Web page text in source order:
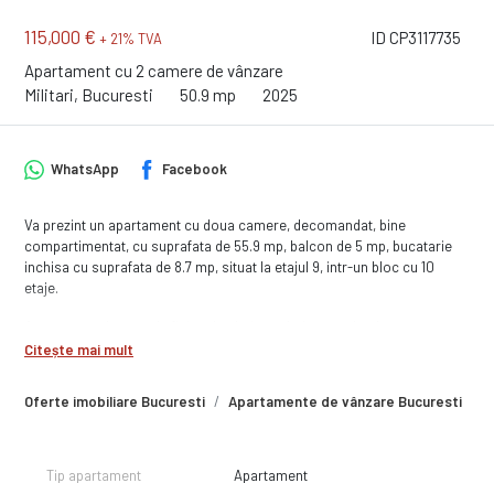
ID CP3117735
115,000 € + 21% TVA
Apartament cu 2 camere de vânzare
Militari, Bucuresti
50.9 mp 2025
Oferte imobiliare Bucuresti Apartamente de vânzare Bucuresti
WhatsApp Facebook
Va prezint un apartament cu doua camere, decomandat, bine
compartimentat, cu suprafata de 55.9 mp, balcon de 5 mp, bucatarie
inchisa cu suprafata de 8.7 mp, situat la etajul 9, intr-un bloc cu 10
etaje.
obiecte sanitare montate si bransat la toate utilitatile. Finisajele sunt
Citește mai mult
Tip apartament Apartament